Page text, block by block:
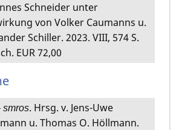
Schneider unter
von Volker Caumanns u.
Schiller. 2023. VIII, 574 S.
EUR 72,00
smros. Hrsg. v. Jens-Uwe
u. Thomas O. Höllmann.